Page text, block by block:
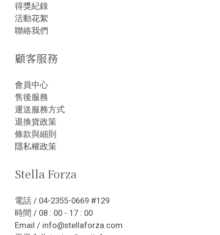
得獎紀錄
活動花絮
聯絡我們
顧客服務
會員中心
售後服務
運送服務方式
退換貨政策
條款與細則
隱私權政策
Stella Forza
電話 / 04-2355-0669 #129
時間 / 08 : 00 - 17 : 00
Email / info@stellaforza.com